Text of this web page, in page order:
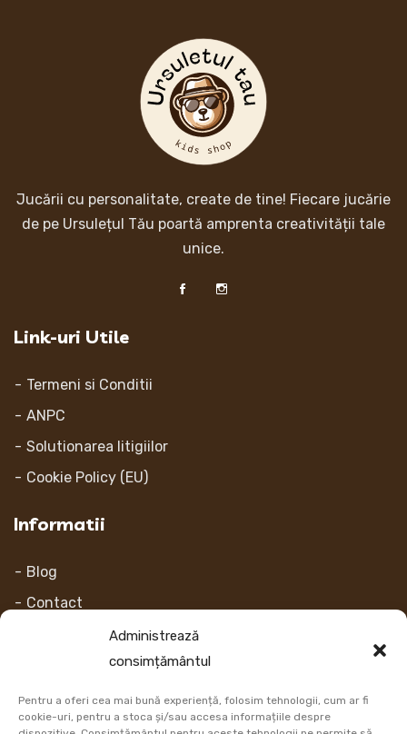
Administrează
consimțământul
Pentru a oferi cea mai bună experiență, folosim tehnologii, cum ar fi
cookie-uri, pentru a stoca și/sau accesa informațiile despre
Jucării cu personalitate, create de tine! Fiecare jucărie
de pe Ursulețul Tău poartă amprenta creativității tale
unice.
Link-uri Utile
Termeni si Conditii
ANPC
Solutionarea litigiilor
Cookie Policy (EU)
Informatii
Blog
Contact
Link-uri